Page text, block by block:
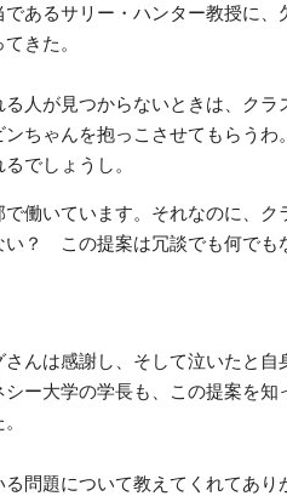
あるサリー・ハンター教授に、
きた。
人が見つからないときは、クラ
ちゃんを抱っこさせてもらうわ
でしょうし。
働いています。それなのに、ク
？ この提案は冗談でも何でも
んは感謝し、そして泣いたと自
ー大学の学長も、この提案を知
問題について教えてくれてあり